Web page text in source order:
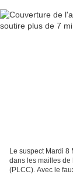
Le suspect Mardi
dans les mailles de
(PLCC). Avec le